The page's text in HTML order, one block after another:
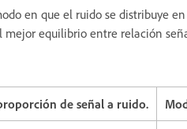
en que el ruido se distribuye
mejor equilibrio entre relación
de señal a ruido.